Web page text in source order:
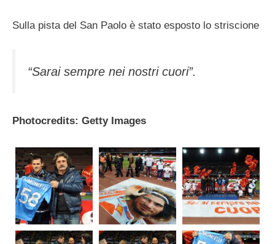
Sulla pista del San Paolo è stato esposto lo striscione
“Sarai sempre nei nostri cuori”.
Photocredits: Getty Images